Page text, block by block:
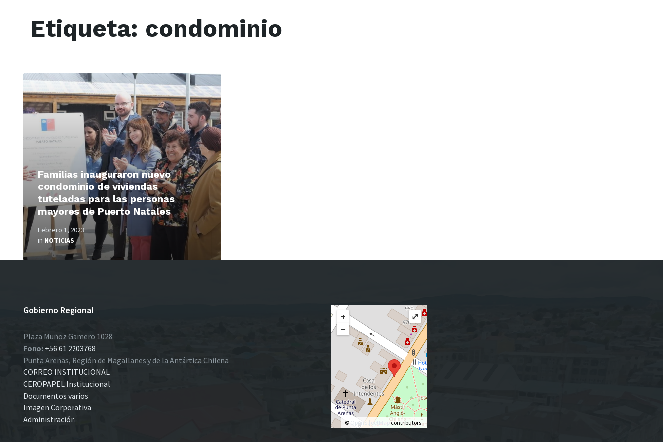
Etiqueta: condominio
Familias inauguraron nuevo
condominio de viviendas
tuteladas para las personas
mayores de Puerto Natales
Febrero 1, 2023
in NOTICIAS
Read
Gobierno Regional
Plaza Muñoz Gamero 1028
Fono: +56 61 2203768
Punta Arenas, Región de Magallanes y de la Antártica Chilena
CORREO INSTITUCIONAL
CEROPAPEL Institucional
Documentos varios
Imagen Corporativa
Administración
+
−
© OpenStreetMapcontributors.
⤢